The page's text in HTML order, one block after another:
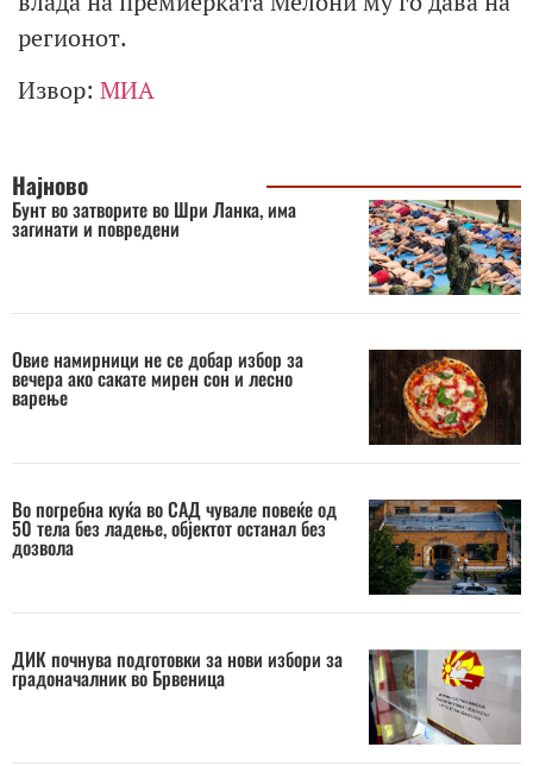
регионот.
Извор: МИА
Најново
Бунт во затворите во Шри Ланка, има
загинати и повредени
Овие намирници не се добар избор за
вечера ако сакате мирен сон и лесно
варење
Во погребна куќа во САД чувале повеќе од
50 тела без ладење, објектот останал без
дозвола
ДИК почнува подготовки за нови избори за
градоначалник во Брвеница